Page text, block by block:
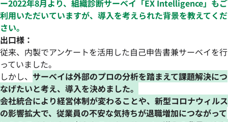
ー2022年8月より、組織診断サーベイ「EX Intelligence」もご
利用いただいていますが、導入を考えられた背景を教えてくだ
さい。
出口様：
従来、内製でアンケートを活用した自己申告書兼サーベイを行
っていました。
しかし、 サーベイは外部のプロの分析を踏まえて課題解決につ
なげたいと考え、導入を決めました。
会社統合により経営体制が変わることや、新型コロナウィルス
の影響拡大で、従業員の不安な気持ちが退職増加につながって